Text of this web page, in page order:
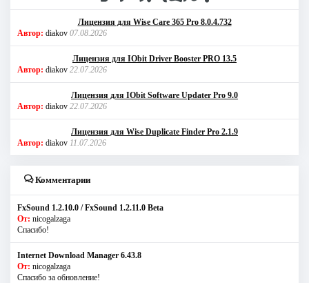
Лицензия для Wise Care 365 Pro 8.0.4.732
Автор: diakov 07.08.2026
Лицензия для IObit Driver Booster PRO 13.5
Автор: diakov 22.07.2026
Лицензия для IObit Software Updater Pro 9.0
Автор: diakov 22.07.2026
Лицензия для Wise Duplicate Finder Pro 2.1.9
Автор: diakov 11.07.2026
Комментарии
FxSound 1.2.10.0 / FxSound 1.2.11.0 Beta
От: nicogalzaga
Спасибо!
Internet Download Manager 6.43.8
От: nicogalzaga
Спасибо за обновление!